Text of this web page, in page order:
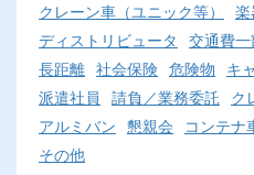
クレーン車（ユニック等）
楽
ディストリビュータ
交通費
長距離 社会保険 危険物 キ
派遣社員
請負／業務委託 ク
アルミバン 懇親会 コンテナ
その他